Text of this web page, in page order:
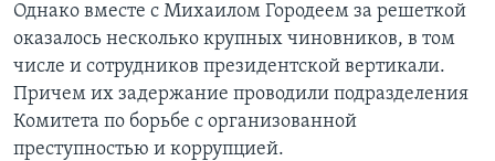
Однако вместе с Михаилом Городеем за решеткой
оказалось несколько крупных чиновников, в том
числе и сотрудников президентской вертикали.
Причем их задержание проводили подразделения
Комитета по борьбе с организованной
преступностью и коррупцией.